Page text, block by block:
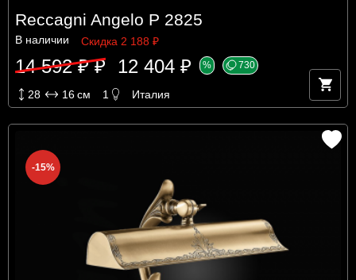
Reccagni Angelo P 2825
В наличии Скидка 2 188 ₽
14 592 ₽ ₽ 12 404 ₽ % 730
28 16см 1 Италия
-15%